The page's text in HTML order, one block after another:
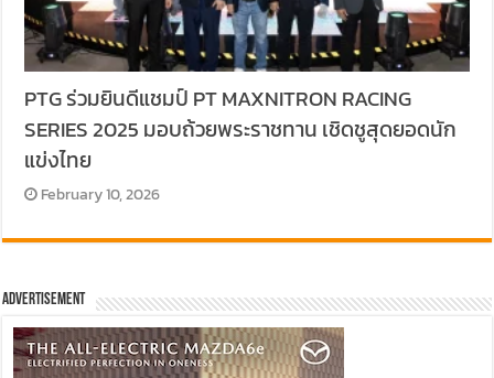
PTG ร่วมยินดีแชมป์ PT MAXNITRON RACING
SERIES 2025 มอบถ้วยพระราชทาน เชิดชูสุดยอดนัก
แข่งไทย
February 10, 2026
Advertisement